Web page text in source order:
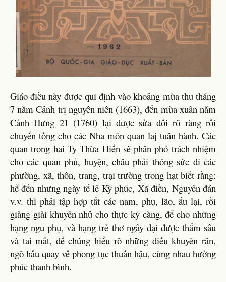
Giáo điều này được qui định vào khoảng mùa thu tháng
7 năm Cảnh trị nguyên niên (1663), đến mùa xuân năm
Cảnh Hưng 21 (1760) lại được sửa đổi rõ ràng rồi
chuyển tống cho các Nha môn quan laj tuân hành. Các
quan trong hai Ty Thừa Hiển sẽ phân phó trách nhiệm
cho các quan phủ, huyện, châu phải thông sức đi các
phường, xã, thôn, trang, trại trưởng trong hạt biết rằng:
hễ đến nhưng ngày tế lê Kỳ phúc, Xã điền, Nguyên đán
v.v. thì phải tập hợp tất các nam, phụ, lão, ấu lại, rồi
giảng giải khuyên nhủ cho thực kỹ càng, để cho những
hạng ngu phụ, và hạng trẻ thơ ngây dại được thấm sâu
và tai mắt, để chúng hiểu rõ những điều khuyên răn,
ngõ hầu quay về phong tục thuần hậu, cùng nhau hưởng
phúc thanh bình.